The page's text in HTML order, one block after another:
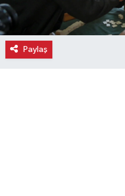
Paylaş
Haber
İlçe Haberleri